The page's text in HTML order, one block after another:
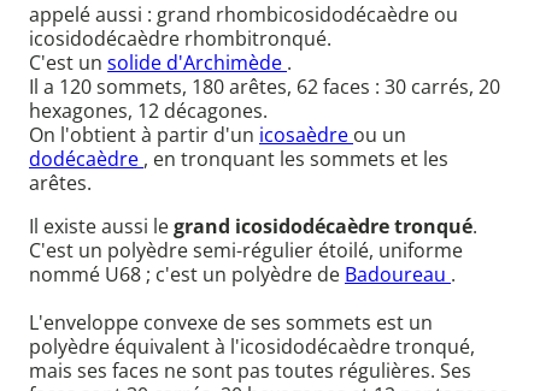
appelé aussi : grand rhombicosidodécaèdre ou
icosidodécaèdre rhombitronqué.
C'est un solide d'Archimède .
Il a 120 sommets, 180 arêtes, 62 faces : 30 carrés, 20
hexagones, 12 décagones.
On l'obtient à partir d'un icosaèdre ou un
dodécaèdre , en tronquant les sommets et les
arêtes.
Il existe aussi legrand icosidodécaèdre tronqué.
C'est un polyèdre semi-régulier étoilé, uniforme
nommé U68 ; c'est un polyèdre de Badoureau .
L'enveloppe convexe de ses sommets est un
polyèdre équivalent à l'icosidodécaèdre tronqué,
mais ses faces ne sont pas toutes régulières. Ses